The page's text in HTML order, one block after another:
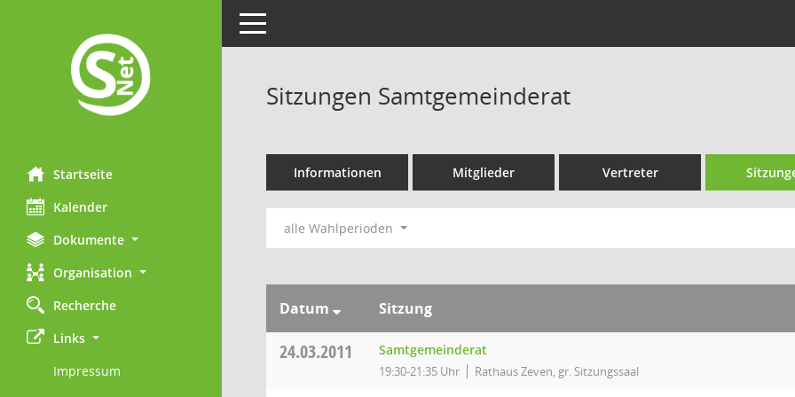
Startseite
Kalender
Dokumente
Organisation
Recherche
Links
Impressum
Toggle navigation
Sitzungen Samtgemeinderat
Informationen Mitglieder Vertreter
alle Wahlperioden
Datum Sitzung
24.03.2011 Samtgemeinderat
19:30-21:35 Uhr Rathaus Zeven, gr. Sitzungssaal